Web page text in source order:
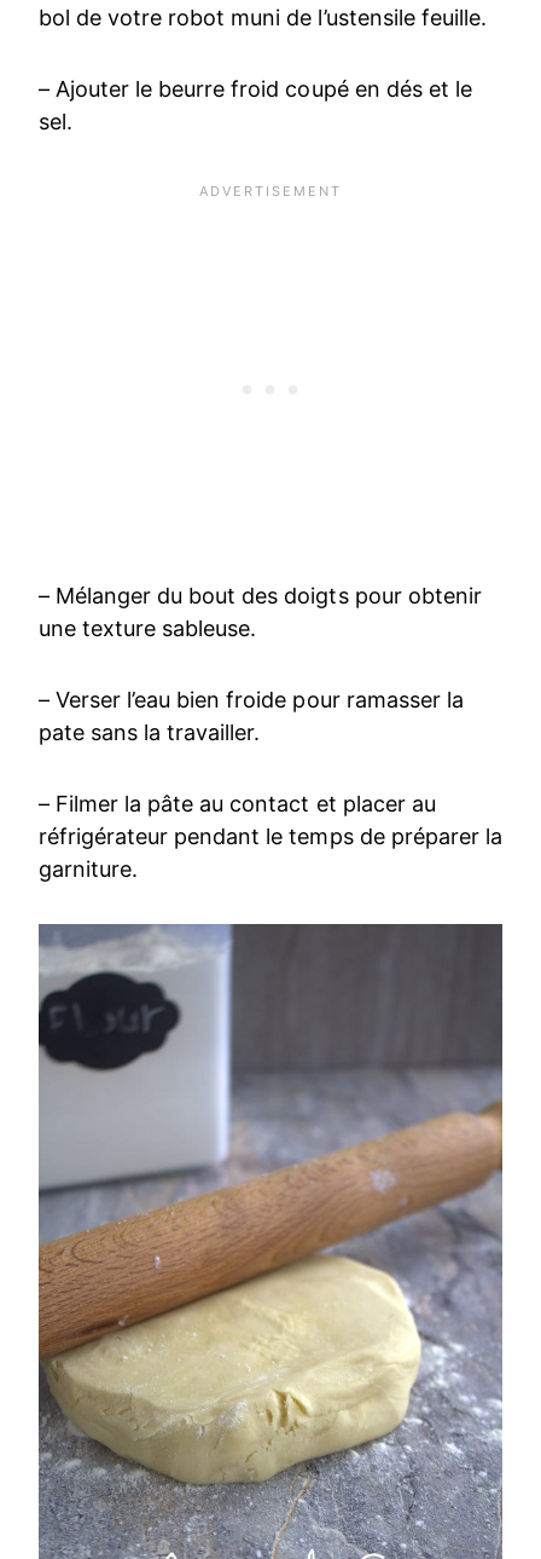
bol de votre robot muni de l’ustensile feuille.
– Ajouter le beurre froid coupé en dés et le
sel.
– Mélanger du bout des doigts pour obtenir
une texture sableuse.
– Verser l’eau bien froide pour ramasser la
pate sans la travailler.
– Filmer la pâte au contact et placer au
réfrigérateur pendant le temps de préparer la
garniture.